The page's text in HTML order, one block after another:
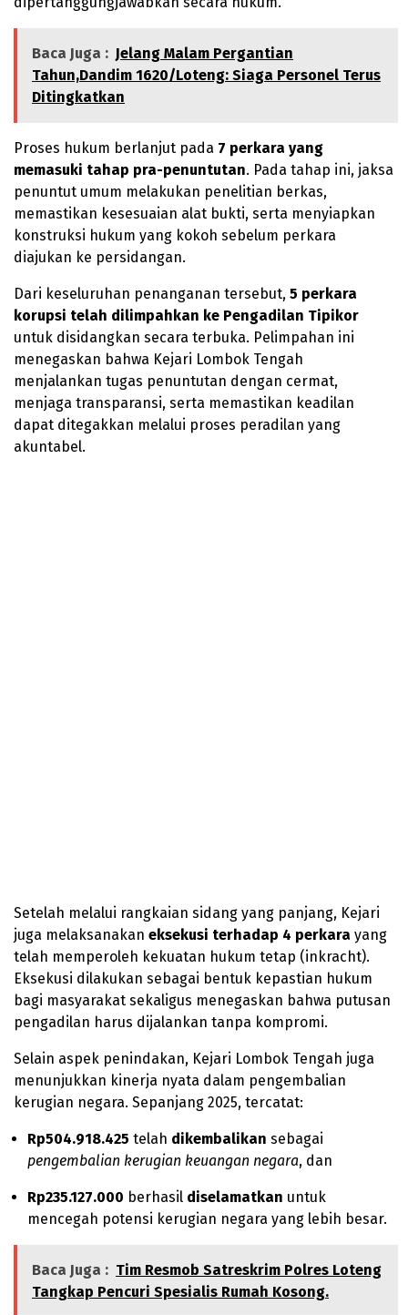
Baca Juga : Jelang Malam Pergantian
Tahun,Dandim 1620/Loteng: Siaga Personel Terus
Ditingkatkan
Proses hukum berlanjut pada 7 perkara yang
memasuki tahap pra-penuntutan. Pada tahap ini, jaksa
penuntut umum melakukan penelitian berkas,
memastikan kesesuaian alat bukti, serta menyiapkan
konstruksi hukum yang kokoh sebelum perkara
diajukan ke persidangan.
Dari keseluruhan penanganan tersebut, 5 perkara
korupsi telah dilimpahkan ke Pengadilan Tipikor
untuk disidangkan secara terbuka. Pelimpahan ini
menegaskan bahwa Kejari Lombok Tengah
menjalankan tugas penuntutan dengan cermat,
menjaga transparansi, serta memastikan keadilan
dapat ditegakkan melalui proses peradilan yang
akuntabel.
Setelah melalui rangkaian sidang yang panjang, Kejari
juga melaksanakan eksekusi terhadap 4 perkara yang
telah memperoleh kekuatan hukum tetap (inkracht).
Eksekusi dilakukan sebagai bentuk kepastian hukum
bagi masyarakat sekaligus menegaskan bahwa putusan
pengadilan harus dijalankan tanpa kompromi.
Selain aspek penindakan, Kejari Lombok Tengah juga
menunjukkan kinerja nyata dalam pengembalian
kerugian negara. Sepanjang 2025, tercatat:
Rp504.918.425 telah dikembalikan sebagai
pengembalian kerugian keuangan negara, dan
Rp235.127.000 berhasil diselamatkan untuk
mencegah potensi kerugian negara yang lebih besar.
Baca Juga : Tim Resmob Satreskrim Polres Loteng
Tangkap Pencuri Spesialis Rumah Kosong.